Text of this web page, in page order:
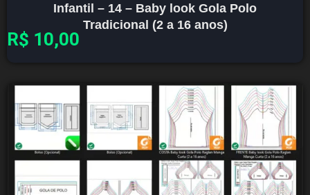
Infantil – 14 – Baby look Gola Polo
Tradicional (2 a 16 anos)
R$ 10,00